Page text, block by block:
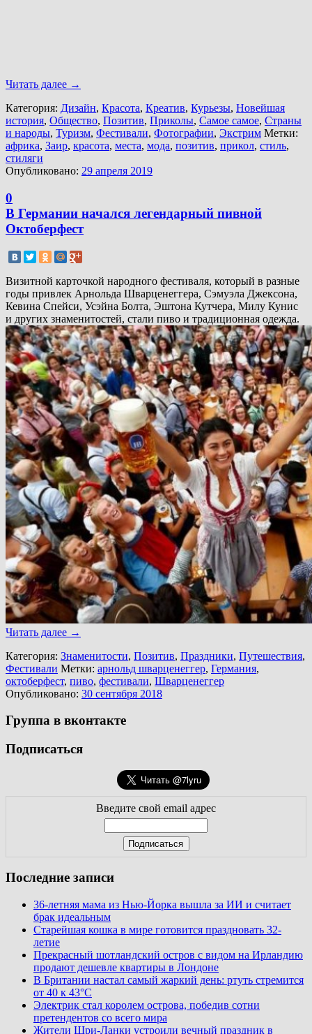
Читать далее →
Категория: Дизайн, Красота, Креатив, Курьезы, Новейшая
история, Общество, Позитив, Приколы, Самое самое, Страны
и народы, Туризм, Фестивали, Фотографии, Экстрим Метки:
африка, Заир, красота, места, мода, позитив, прикол, стиль,
стиляги
Опубликовано: 29 апреля 2019
0
В Германии начался легендарный пивной
Октоберфест
Визитной карточкой народного фестиваля, который в разные
годы привлек Арнольда Шварценеггера, Сэмуэла Джексона,
Кевина Спейси, Усэйна Болта, Эштона Кутчера, Милу Кунис
и других знаменитостей, стали пиво и традиционная одежда.
Читать далее →
Категория: Знаменитости, Позитив, Праздники, Путешествия,
Фестивали Метки: арнольд шварценеггер, Германия,
октоберфест, пиво, фестивали, Шварценеггер
Опубликовано: 30 сентября 2018
Группа в вконтакте
Подписаться
Введите свой email адрес
Последние записи
36-летняя мама из Нью-Йорка вышла за ИИ и считает
брак идеальным
Старейшая кошка в мире готовится праздновать 32-
летие
Прекрасный шотландский остров с видом на Ирландию
продают дешевле квартиры в Лондоне
В Британии настал самый жаркий день: ртуть стремится
от 40 к 43°C
Электрик стал королем острова, победив сотни
претендентов со всего мира
Жители Шри-Ланки устроили вечный праздник в